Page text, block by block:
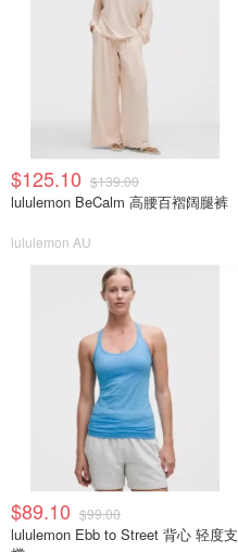
$125.10 $139.00
lululemon BeCalm 高腰百褶阔腿裤
lululemon AU
$89.10 $99.00
lululemon Ebb to Street 背心 轻度支